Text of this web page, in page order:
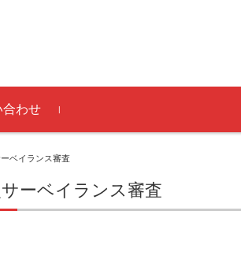
合わせ
ベイランス審査
ーベイランス審査